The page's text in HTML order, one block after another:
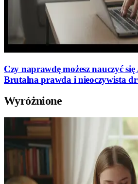
Czy naprawdę możesz nauczyć
Brutalna prawda i nieoczywista
Wyróżnione